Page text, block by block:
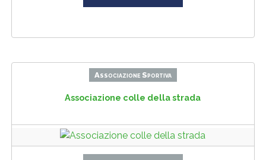
Associazione Sportiva
Associazione colle della strada